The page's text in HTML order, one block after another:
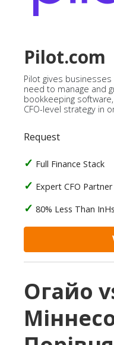
Pilot.com
Pilot gives
need to manage and
bookkeeping
CFO-level strategy in
Request
Full Finance Stack
Expert CFO Partner
80% Less Than
Огайо